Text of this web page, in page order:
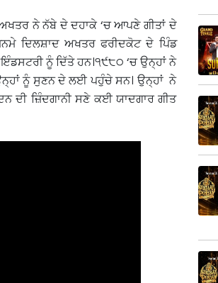
ਨੇ ਨੱਬੇ ਦੇ ਦਹਾਕੇ ‘ਚ ਆਪਣੇ ਗੀਤਾਂ ਦੇ
ਦਿਲਸ਼ਾਦ ਅਖਤਰ ਫਰੀਦਕੋਟ ਦੇ ਪਿੰਡ
ਇੰਡਸਟਰੀ ਨੂੰ ਦਿੱਤੇ ਹਨ।੧੯੮੦ ‘ਚ ਉਨ੍ਹਾਂ ਨੇ
ਨੂੰ ਸੁਣਨ ਦੇ ਲਈ ਪਹੁੰਚੇ ਸਨ। ਉਨ੍ਹਾਂ ਨੇ
ਦੀ ਜ਼ਿੰਦਗਾਨੀ ਸਣੇ ਕਈ ਯਾਦਗਾਰ ਗੀਤ